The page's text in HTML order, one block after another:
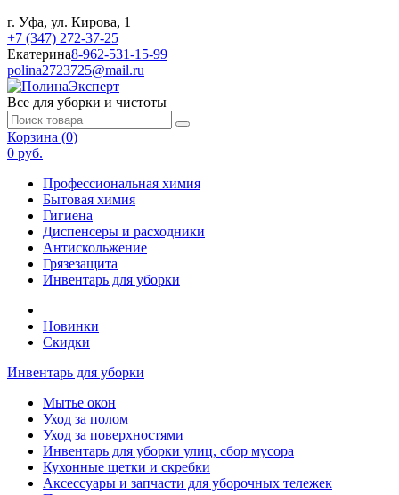
г. Уфа, ул. Кирова, 1
+7 (347) 272-37-25
Екатерина8-962-531-15-99
polina2723725@mail.ru
Все для уборки и чистоты
Корзина (0)
0 руб.
Профессиональная химия
Бытовая химия
Гигиена
Диспенсеры и расходники
Антискольжение
Грязезащита
Инвентарь для уборки
Новинки
Скидки
Инвентарь для уборки
Мытье окон
Уход за полом
Уход за поверхностями
Инвентарь для уборки улиц, сбор мусора
Кухонные щетки и скребки
Аксессуары и запчасти для уборочных тележек